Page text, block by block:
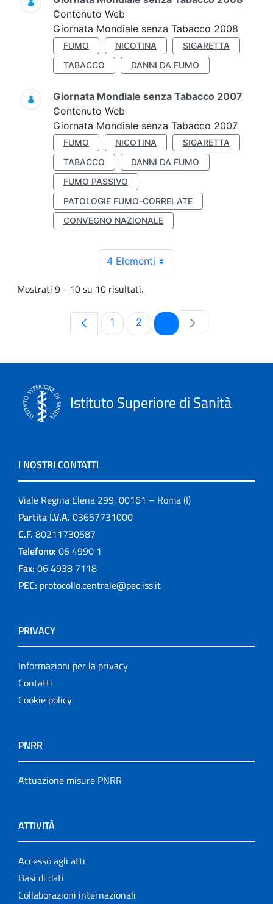
Contenuto Web
Giornata Mondiale senza Tabacco 2008
FUMO NICOTINA
SIGARETTA
TABACCO
DANNI DA FUMO
Giornata Mondiale senza Tabacco 2007
Contenuto Web
Giornata Mondiale senza Tabacco 2007
FUMO NICOTINA
SIGARETTA
TABACCO
DANNI DA FUMO
FUMO PASSIVO
PATOLOGIE FUMO-CORRELATE
CONVEGNO NAZIONALE
4 Elementi
Mostrati 9 - 10 su 10 risultati.
Pagina
1 Pagina
2 Pagina
Istituto Superiore di Sanità
I NOSTRI CONTATTI
Viale Regina Elena 299, 00161 – Roma (I)
Partita I.V.A. 03657731000
C.F. 80211730587
Telefono: 06 4990 1
Fax: 06 4938 7118
PEC: protocollo.centrale@pec.iss.it
PRIVACY
Informazioni per la privacy
Contatti
Cookie policy
PNRR
Attuazione misure PNRR
ATTIVITÀ
Accesso agli atti
Basi di dati
Collaborazioni internazionali